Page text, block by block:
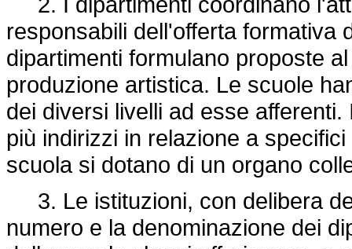
responsabili dell'offerta formativa
dipartimenti formulano proposte
produzione artistica. Le scuole
dei diversi livelli ad esse
più indirizzi in relazione a
scuola si dotano di un organo
3. Le istituzioni, con delibera
numero e la denominazione dei